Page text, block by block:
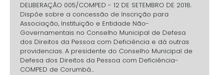
DELIBERAÇÃO 005/COMPED - 12 DE SETEMBRO DE 2018.
Dispõe sobre a concessão de Inscrição para
Associação, Instituição e Entidade Não-
Governamentais no Conselho Municipal de Defesa
dos Direitos da Pessoa com Deficiência e dá outras
providencias. A presidente do Conselho Municipal de
Defesa dos Direitos da Pessoa com Deficiência-
COMPED de Corumbá...